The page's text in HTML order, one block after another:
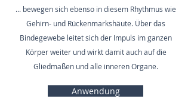
... bewegen sich ebenso in diesem Rhythmus wie
Gehirn- und Rückenmarkshäute. Über das
Bindegewebe leitet sich der Impuls im ganzen
Körper weiter und wirkt damit auch auf die
Gliedmaßen und alle inneren Organe.
Anwendung